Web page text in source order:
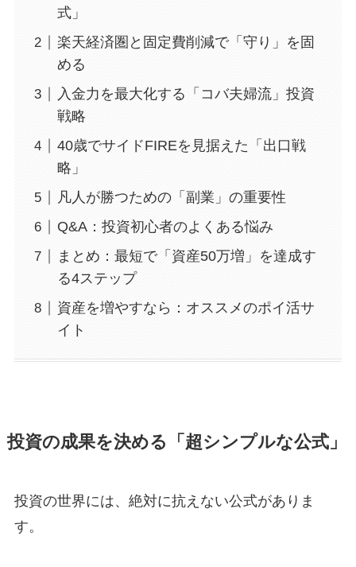
式」
楽天経済圏と固定費削減で「守り」を固
める
入金力を最大化する「コバ夫婦流」投資
戦略
40歳でサイドFIREを見据えた「出口戦
略」
凡人が勝つための「副業」の重要性
Q&A：投資初心者のよくある悩み
まとめ：最短で「資産50万増」を達成す
る4ステップ
資産を増やすなら：オススメのポイ活サ
イト
投資の成果を決める「超シンプルな公式」
投資の世界には、絶対に抗えない公式がありま
す。